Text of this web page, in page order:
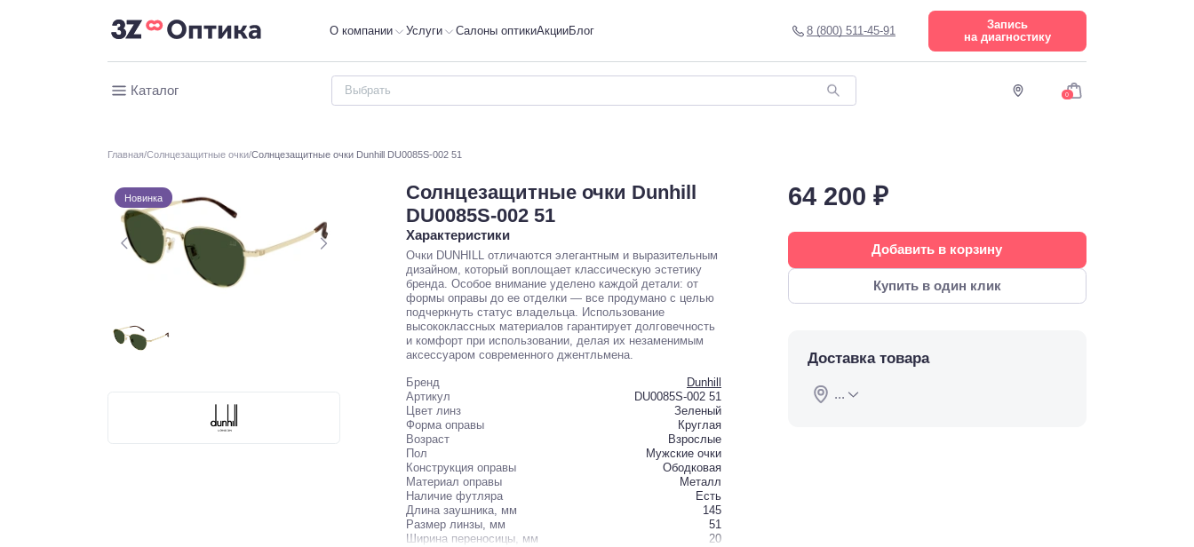
О компании Услуги Салоны оптикиАкцииБлог 8 (800) 511-45-91
Запись
на диагностику
Каталог 0
Главная Солнцезащитные очки Солнцезащитные очки Dunhill DU0085S-002 51
Новинка
Солнцезащитные очки Dunhill
DU0085S-002 51
Характеристики
Очки DUNHILL отличаются элегантным и выразительным
дизайном, который воплощает классическую эстетику
бренда. Особое внимание уделено каждой детали: от
формы оправы до ее отделки — все продумано с целью
подчеркнуть статус владельца. Использование
высококлассных материалов гарантирует долговечность
и комфорт при использовании, делая их незаменимым
аксессуаром современного джентльмена.
Бренд
Dunhill
Артикул
DU0085S-002 51
Цвет линз
Зеленый
Форма оправы
Круглая
Возраст
Взрослые
Пол
Мужские очки
Конструкция оправы
Ободковая
Материал оправы
Металл
Наличие футляра
Есть
Длина заушника, мм
145
Размер линзы, мм
51
Ширина переносицы, мм
20
64 200 ₽
Добавить в корзину
Купить в один клик
Доставка товара
...